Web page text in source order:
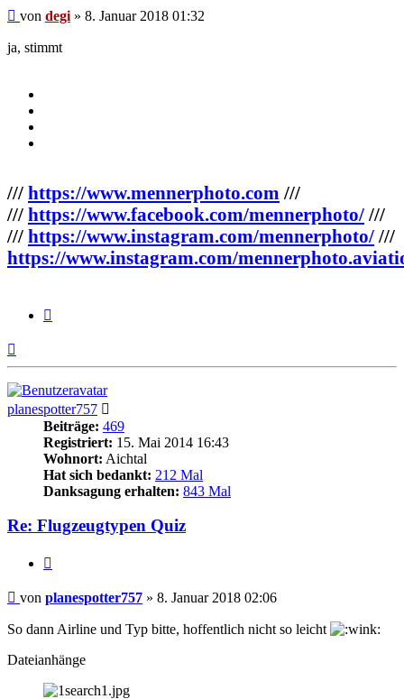
Beitrag
von degi » 8. Januar 2018 01:32
ja, stimmt
/// https://www.mennerphoto.com ///
/// https://www.facebook.com/mennerphoto/ ///
/// https://www.instagram.com/mennerphoto/ ///
https://www.instagram.com/
planespotter757
Beiträge: 469
Registriert: 15. Mai 2014 16:43
Wohnort: Aichtal
Hat sich bedankt: 212 Mal
Danksagung erhalten: 843 Mal
Re: Flugzeugtypen Quiz
Beitrag
von planespotter757 » 8. Januar 2018 02:06
So dann Airline und Typ bitte, hoffentlich nicht so leicht
Dateianhänge